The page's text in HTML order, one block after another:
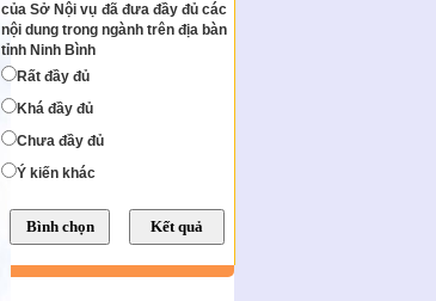
của Sở Nội vụ đã đưa đầy đủ các
nội dung trong ngành trên địa bàn
tỉnh Ninh Bình
Rất đầy đủ
Khá đầy đủ
Chưa đầy đủ
Ý kiến khác